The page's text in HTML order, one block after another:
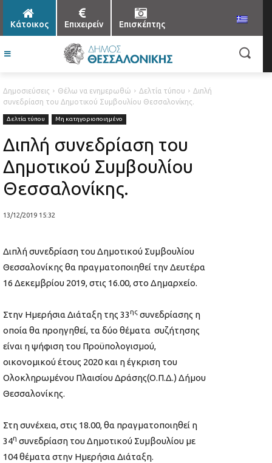
Κάτοικος Επιχειρείν Επισκέπτης
Δημοσιεύσεις Θέλω να ενημερωθώ Δελτία τύπου
Διπλή
συνεδρίαση του Δημοτικού Συμβουλίου Θεσσαλονίκης.
Δελτία τύπου Μη κατηγοριοποιημένο
Διπλή συνεδρίαση του
Δημοτικού Συμβουλίου
Θεσσαλονίκης.
13/12/2019 15:32
Διπλή συνεδρίαση του Δημοτικού Συμβουλίου
Θεσσαλονίκης θα πραγματοποιηθεί την Δευτέρα
16 Δεκεμβρίου 2019, στις 16.00, στο Δημαρχείο.
Στην Ημερήσια Διάταξη της 33ης συνεδρίασης η
οποία θα προηγηθεί, τα δύο θέματα συζήτησης
είναι η ψήφιση του Προϋπολογισμού,
οικονομικού έτους 2020 και η έγκριση του
Ολοκληρωμένου Πλαισίου Δράσης(Ο.Π.Δ.) Δήμου
Θεσσαλονίκης.
Στη συνέχεια, στις 18.00, θα πραγματοποιηθεί η
34η συνεδρίαση του Δημοτικού Συμβουλίου με
104 θέματα στην Ημερήσια Διάταξη.